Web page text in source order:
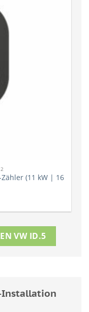
Zähler (11 kW | 16
VW ID.5
Installation